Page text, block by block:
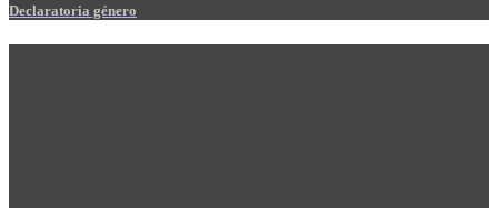
Declaratoria género